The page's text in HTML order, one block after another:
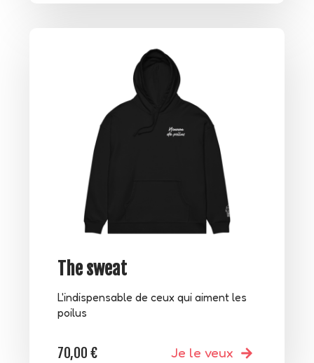
The sweat
L'indispensable de ceux qui aiment les
poilus
70,00€ Je le veux